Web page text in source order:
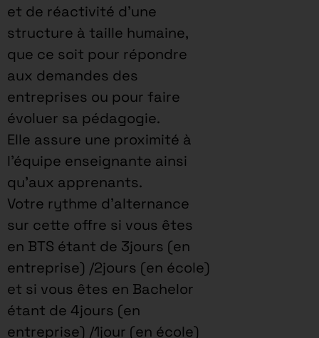
et de réactivité d’une
structure à taille humaine,
que ce soit pour répondre
aux demandes des
entreprises ou pour faire
évoluer sa pédagogie.
Elle assure une proximité à
l’équipe enseignante ainsi
qu’aux apprenants.
Votre rythme d’alternance
sur cette offre si vous êtes
en BTS étant de 3jours (en
entreprise) /2jours (en école)
et si vous êtes en Bachelor
étant de 4jours (en
entreprise) /1jour (en école)